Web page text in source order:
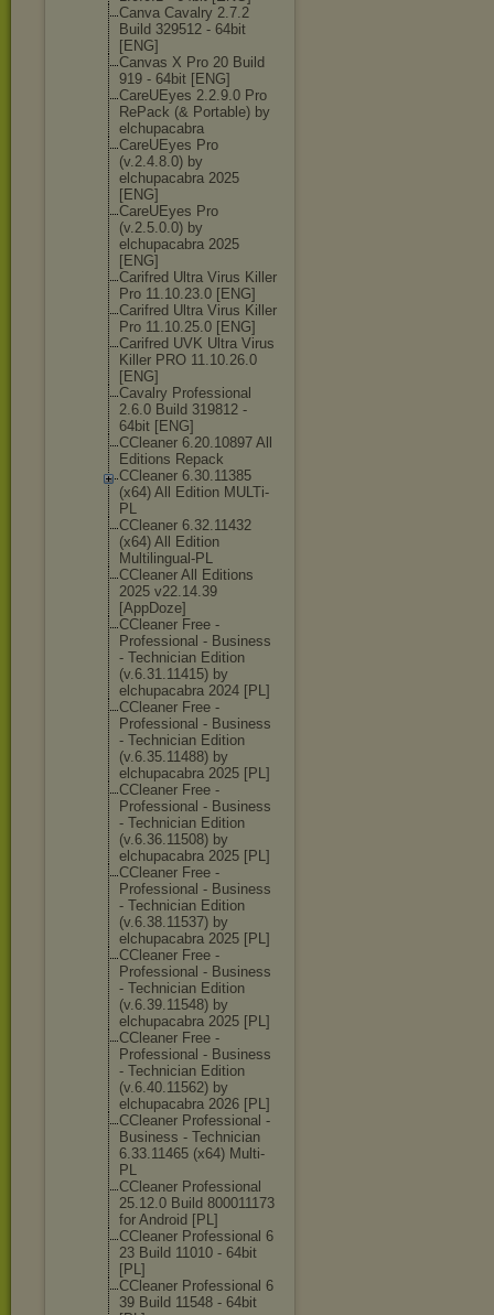
Canva Cavalry 2.7.2
Build 329512 - 64bit
[ENG]
Canvas X Pro 20 Build
919 - 64bit [ENG]
CareUEyes 2.2.9.0 Pro
RePack (& Portable) by
elchupacabra
CareUEyes Pro
(v.2.4.8.0) by
elchupacabra 2025
[ENG]
CareUEyes Pro
(v.2.5.0.0) by
elchupacabra 2025
[ENG]
Carifred Ultra Virus Killer
Pro 11.10.23.0 [ENG]
Carifred Ultra Virus Killer
Pro 11.10.25.0 [ENG]
Carifred UVK Ultra Virus
Killer PRO 11.10.26.0
[ENG]
Cavalry Professional
2.6.0 Build 319812 -
64bit [ENG]
CCleaner 6.20.10897 All
Editions Repack
CCleaner 6.30.11385
(x64) All Edition MULTi-
PL
CCleaner 6.32.11432
(x64) All Edition
Multilingual-P L
CCleaner All Editions
2025 v22.14.39
[AppDoze]
CCleaner Free -
Professional - Business
- Technician Edition
(v.6.31.11415) by
elchupacabra 2024 [PL]
CCleaner Free -
Professional - Business
- Technician Edition
(v.6.35.11488) by
elchupacabra 2025 [PL]
CCleaner Free -
Professional - Business
- Technician Edition
(v.6.36.11508) by
elchupacabra 2025 [PL]
CCleaner Free -
Professional - Business
- Technician Edition
(v.6.38.11537) by
elchupacabra 2025 [PL]
CCleaner Free -
Professional - Business
- Technician Edition
(v.6.39.11548) by
elchupacabra 2025 [PL]
CCleaner Free -
Professional - Business
- Technician Edition
(v.6.40.11562) by
elchupacabra 2026 [PL]
CCleaner Professional -
Business - Technician
6.33.11465 (x64) Multi-
PL
CCleaner Professional
25.12.0 Build 800011173
for Android [PL]
CCleaner Professional 6
23 Build 11010 - 64bit
[PL]
CCleaner Professional 6
39 Build 11548 - 64bit